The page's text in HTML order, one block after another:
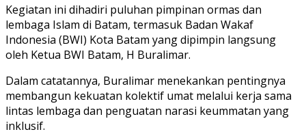
Kegiatan ini dihadiri puluhan pimpinan ormas dan
lembaga Islam di Batam, termasuk Badan Wakaf
Indonesia (BWI) Kota Batam yang dipimpin langsung
oleh Ketua BWI Batam, H Buralimar.
Dalam catatannya, Buralimar menekankan pentingnya
membangun kekuatan kolektif umat melalui kerja sama
lintas lembaga dan penguatan narasi keummatan yang
inklusif.